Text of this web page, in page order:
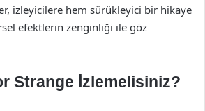
izleyicilere hem sürükleyici bir hikaye
efektlerin zenginliği ile göz
Strange İzlemelisiniz?